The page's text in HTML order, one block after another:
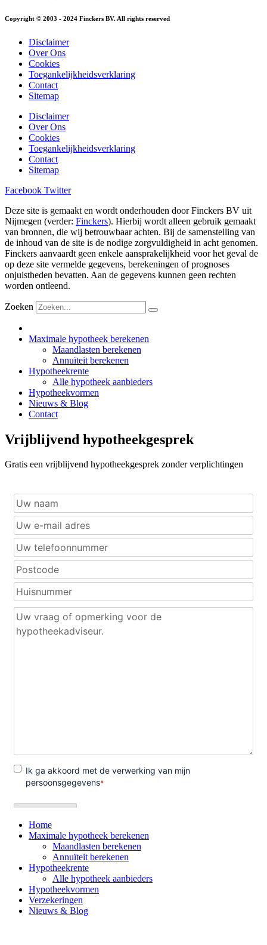
Copyright © 2003 - 2024 Finckers BV. All rights reserved
Disclaimer
Over Ons
Cookies
Toegankelijkheidsverklaring
Contact
Sitemap
Disclaimer
Over Ons
Cookies
Toegankelijkheidsverklaring
Contact
Sitemap
Facebook Twitter
Deze site is gemaakt en wordt onderhouden door Finckers BV uit
Nijmegen (verder: Finckers). Hierbij wordt alleen gebruik gemaakt
van bronnen, die wij betrouwbaar achten. Bij de samenstelling van
de inhoud van de site is de nodige zorgvuldigheid in acht genomen.
Finckers aanvaardt geen enkele aansprakelijkheid voor het geval de
op deze site vermelde gegevens, berekeningen of prognoses
onjuistheden bevatten. Aan de gegevens kunnen geen rechten
worden ontleend.
Zoeken
Maximale hypotheek berekenen
Maandlasten berekenen
Annuïteit berekenen
Hypotheekrente
Alle hypotheek aanbieders
Hypotheekvormen
Nieuws & Blog
Contact
Vrijblijvend hypotheekgesprek
Gratis een vrijblijvend hypotheekgesprek zonder verplichtingen
Home
Maximale hypotheek berekenen
Maandlasten berekenen
Annuïteit berekenen
Hypotheekrente
Alle hypotheek aanbieders
Hypotheekvormen
Verzekeringen
Nieuws & Blog